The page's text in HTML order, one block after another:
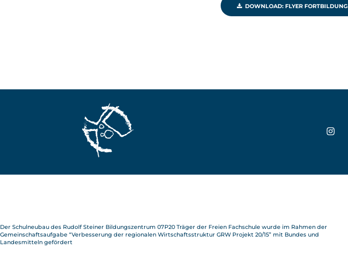
DOWNLOAD: FLYER FORTBILDUNG
Der Schulneubau des Rudolf Steiner Bildungszentrum 07P20 Träger der Freien Fachschule wurde im Rahmen der
Gemeinschaftsaufgabe “Verbesserung der regionalen Wirtschaftsstruktur GRW Projekt 20/15” mit Bundes und
Landesmitteln gefördert